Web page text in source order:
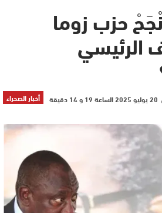
حزب زوما
الرئيسي
أخبار الصحراء 20 يوليو 2025 الساعة 19 و 14 دقيقة